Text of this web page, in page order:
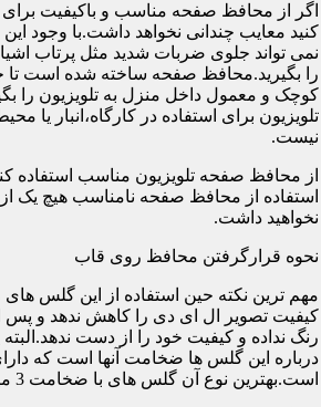
اگر از محافظ صفحه مناسب و باکیفیت برای
کنید معایب چندانی نخواهد داشت.با وجود
نمی تواند جلوی ضربات شدید مثل پرتاب
را بگیرید.محافظ صفحه ساخته شده است تا
کوچک و معمول داخل منزل به تلویزیون را
تلویزیون برای استفاده در کارگاه،انبار یا
نیست.
از محافظ صفحه تلویزیون مناسب استفاده
استفاده از محافظ صفحه نامناسب هیچ یک از
نخواهید داشت.
نحوه قرارگرفتن محافظ روی قاب
مهم ترین نکته حین استفاده از این گلس
کیفیت تصویر ال ای دی را کاهش ندهد و پس
رنگ نداده و کیفیت خود را از دست
درباره این گلس ها ضخامت آنها است که
است.بهترین نوع آن گلس های با ضخامت 3 میلی متر است.